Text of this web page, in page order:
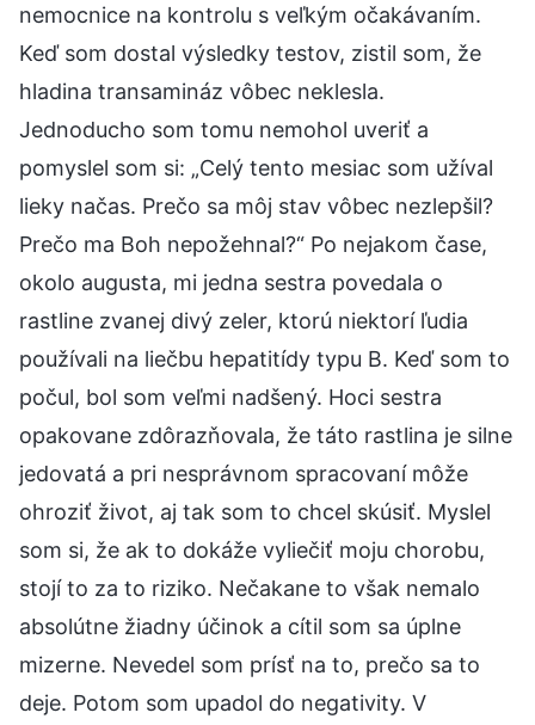
nemocnice na kontrolu s veľkým očakávaním.
Keď som dostal výsledky testov, zistil som, že
hladina transamináz vôbec neklesla.
Jednoducho som tomu nemohol uveriť a
pomyslel som si: „Celý tento mesiac som užíval
lieky načas. Prečo sa môj stav vôbec nezlepšil?
Prečo ma Boh nepožehnal?“ Po nejakom čase,
okolo augusta, mi jedna sestra povedala o
rastline zvanej divý zeler, ktorú niektorí ľudia
používali na liečbu hepatitídy typu B. Keď som to
počul, bol som veľmi nadšený. Hoci sestra
opakovane zdôrazňovala, že táto rastlina je silne
jedovatá a pri nesprávnom spracovaní môže
ohroziť život, aj tak som to chcel skúsiť. Myslel
som si, že ak to dokáže vyliečiť moju chorobu,
stojí to za to riziko. Nečakane to však nemalo
absolútne žiadny účinok a cítil som sa úplne
mizerne. Nevedel som prísť na to, prečo sa to
deje. Potom som upadol do negativity. V